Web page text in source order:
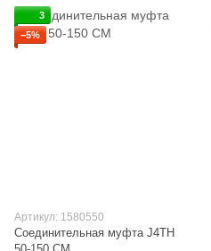
3
−5%
Артикул: 1580550
Соединительная муфта J4TH